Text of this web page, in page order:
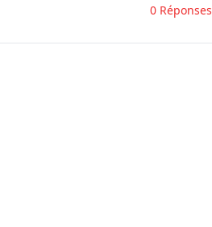
0 Réponses